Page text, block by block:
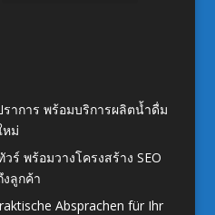
าการ พร้อมบริการผลิตน้ำดื่ม
หม่
ร์ พร้อมวางโครงสร้าง SEO
งลูกค้า
Absprachen für Ihr